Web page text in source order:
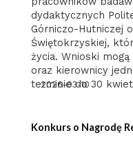
2026-03-10
dydaktycznych
Górniczo-Hutniczej
Świętokrzyskiej,
życia. Wnioski mogą
oraz kierownicy
terminie do 30
Konkurs o Nagrodę